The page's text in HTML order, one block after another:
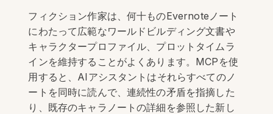
フィクション作家は、何十ものEvernoteノート
にわたって広範なワールドビルディング文書や
キャラクタープロファイル、プロットタイムラ
インを維持することがよくあります。MCPを使
用すると、AIアシスタントはそれらすべてのノ
ートを同時に読んで、連続性の矛盾を指摘した
り、既存のキャラノートの詳細を参照した新し